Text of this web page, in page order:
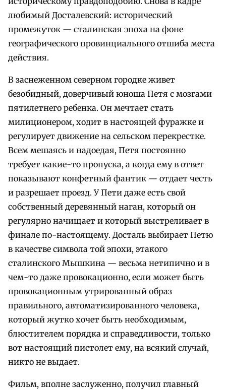
любимый Досталевский: исторический
промежуток — сталинская эпоха на фоне
географического провинциального отшиба места
действия.
В заснеженном северном городке живет
безобидный, доверчивый юноша Петя с мозгами
пятилетнего ребенка. Он мечтает стать
милиционером, ходит в настоящей фуражке и
регулирует движение на сельском перекрестке.
Всем мешаясь и надоедая, Петя постоянно
требует какие-то пропуска, а когда ему в ответ
показывают конфетный фантик — отдает честь
и разрешает проезд. У Пети даже есть свой
собственный деревянный наган, который он
регулярно начищает и который выстреливает в
финале по-настоящему. Досталь выбирает Петю
в качестве символа той эпохи, этакого
сталинского Мышкина — весьма нетипично и в
чем-то даже провокационно, если может быть
провокационным утрированный образ
правильного, автоматизированного человека,
который жутко хочет быть необходимым,
блюстителем порядка и справедливости, только
вот настоящий пистолет ему, на всякий случай,
никто не выдает.
Фильм, вполне заслуженно, получил главный